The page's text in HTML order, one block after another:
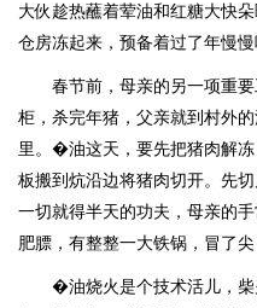
大伙趁热蘸着荤油和红糖大快
仓房冻起来，预备着过了年慢慢
春节前，母亲的另一项重
柜，杀完年猪，父亲就到村外
里。�油这天，要先把猪肉解
板搬到炕沿边将猪肉切开。先
一切就得半天的功夫，母亲的
肥膘，有整整一大铁锅，冒了尖
�油烧火是个技术活儿，